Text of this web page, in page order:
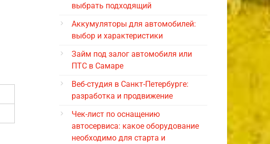
выбрать подходящий
Аккумуляторы для автомобилей:
выбор и характеристики
Займ под залог автомобиля или
ПТС в Самаре
Веб-студия в Санкт-Петербурге:
разработка и продвижение
Чек-лист по оснащению
автосервиса: какое оборудование
необходимо для старта и